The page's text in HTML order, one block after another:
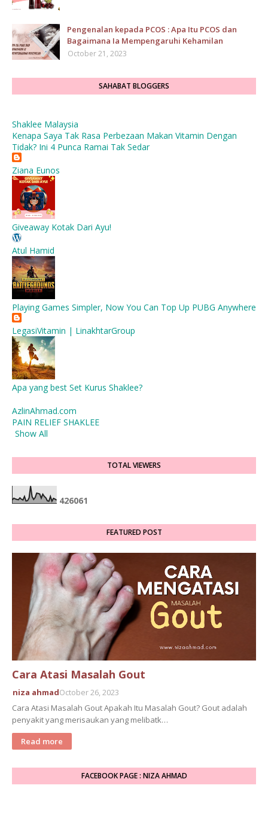
Pengenalan kepada PCOS : Apa Itu PCOS dan
Bagaimana Ia Mempengaruhi Kehamilan
October 21, 2023
SAHABAT BLOGGERS
Shaklee Malaysia
Kenapa Saya Tak Rasa Perbezaan Makan Vitamin Dengan
Tidak? Ini 4 Punca Ramai Tak Sedar
Ziana Eunos
Giveaway Kotak Dari Ayu!
Atul Hamid
Playing Games Simpler, Now You Can Top Up PUBG Anywhere
LegasiVitamin | LinakhtarGroup
Apa yang best Set Kurus Shaklee?
AzlinAhmad.com
PAIN RELIEF SHAKLEE
Show All
TOTAL VIEWERS
426061
FEATURED POST
Cara Atasi Masalah Gout
niza ahmadOctober 26, 2023
Cara Atasi Masalah Gout Apakah Itu Masalah Gout? Gout adalah
penyakit yang merisaukan yang melibatk…
Read more
FACEBOOK PAGE : NIZA AHMAD